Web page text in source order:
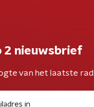
2 nieuwsbrief
van het laatste